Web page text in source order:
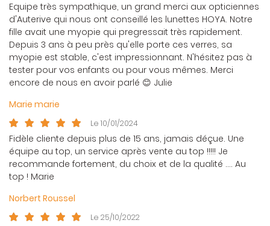
informés
Equipe très sympathique, un grand merci aux opticiennes
d'Auterive qui nous ont conseillé les lunettes HOYA. Notre
fille avait une myopie qui pregressait très rapidement.
Depuis 3 ans à peu près qu'elle porte ces verres, sa
myopie est stable, c'est impressionnant. N'hésitez pas à
tester pour vos enfants ou pour vous mêmes. Merci
encore de nous en avoir parlé 😊 Julie
Marie marie
Le 10/01/2024
Fidèle cliente depuis plus de 15 ans, jamais déçue. Une
équipe au top, un service après vente au top !!!!! Je
recommande fortement, du choix et de la qualité .... Au
top ! Marie
Norbert Roussel
Le 25/10/2022